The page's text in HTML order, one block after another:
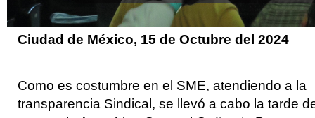
Ciudad de México, 15 de Octubre del 2024
Como es costumbre en el SME, atendiendo a la
transparencia Sindical, se llevó a cabo la tarde